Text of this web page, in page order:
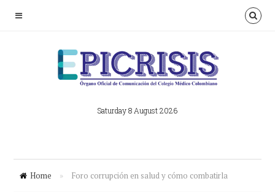
Saturday 8 August 2026
Home » Foro corrupción en salud y cómo combatirla